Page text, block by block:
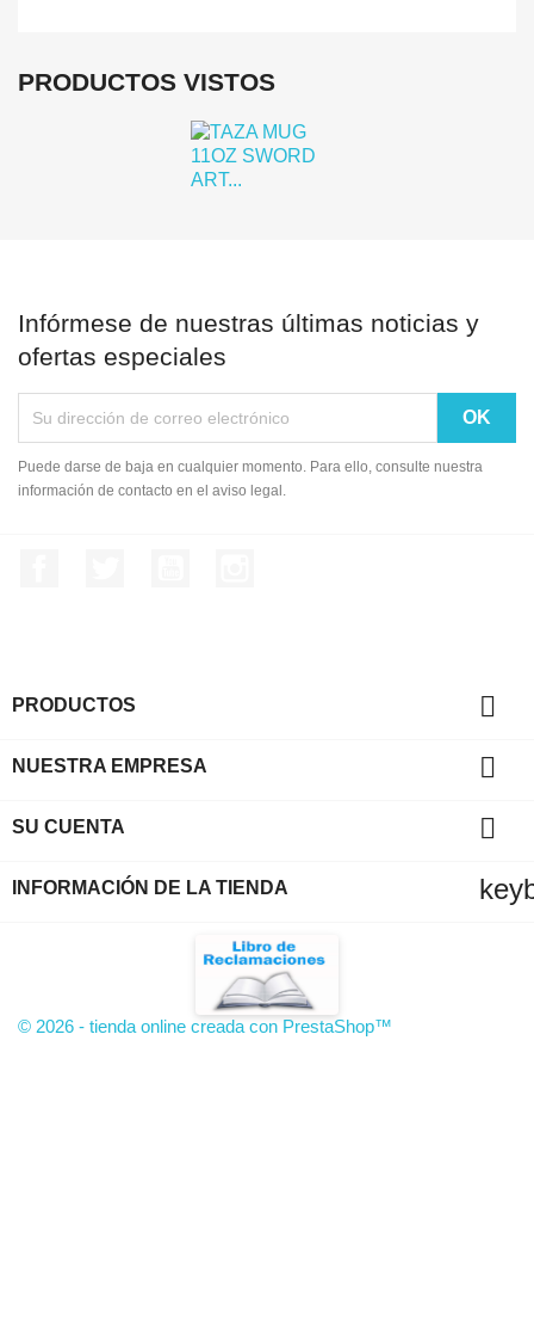
PRODUCTOS VISTOS
Infórmese de nuestras últimas noticias y
ofertas especiales
Puede darse de baja en cualquier momento. Para ello, consulte nuestra
información de contacto en el aviso legal.
PRODUCTOS 
NUESTRA EMPRESA 
SU CUENTA 
INFORMACIÓN DE LA TIENDA
© 2026 - tienda online creada con PrestaShop™